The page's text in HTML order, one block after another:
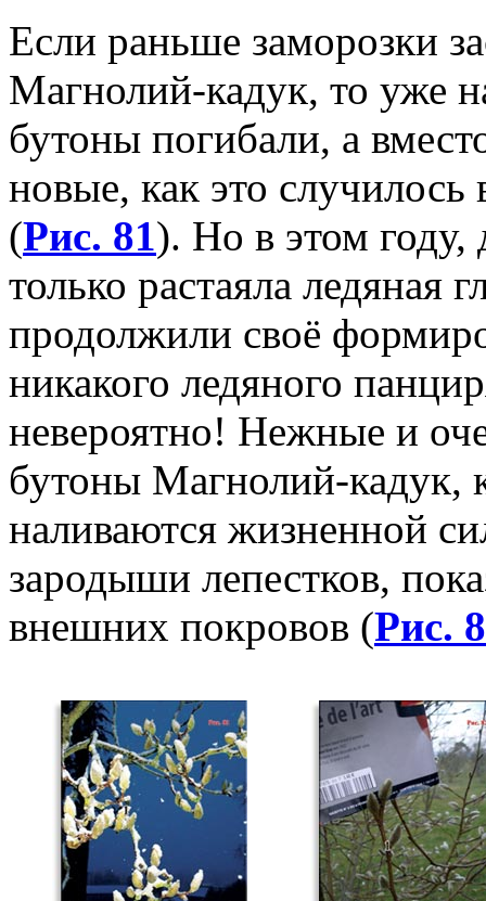
Если раньше заморозки
Магнолий-кадук, то уже
бутоны погибали, а
новые, как это случилось
(Рис. 81). Но в этом году,
только растаяла ледяная
продолжили своё
никакого ледяного
невероятно! Нежные и
бутоны Магнолий-кадук,
наливаются жизненной
зародыши лепестков,
внешних покровов (Рис.